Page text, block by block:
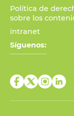
Política de
sobre los
intranet
Síguenos: